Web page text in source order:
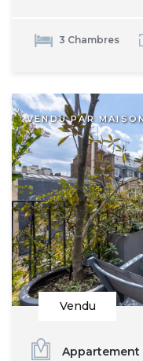
3 Chambres
VENDU PAR
Vendu
Appartement